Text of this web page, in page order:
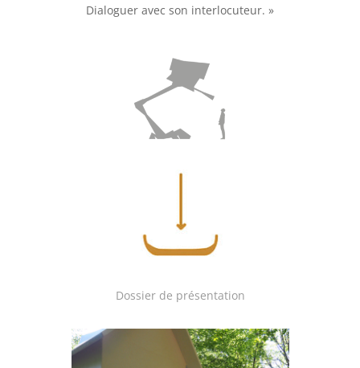
Dialoguer avec son interlocuteur. »
Dossier de présentation